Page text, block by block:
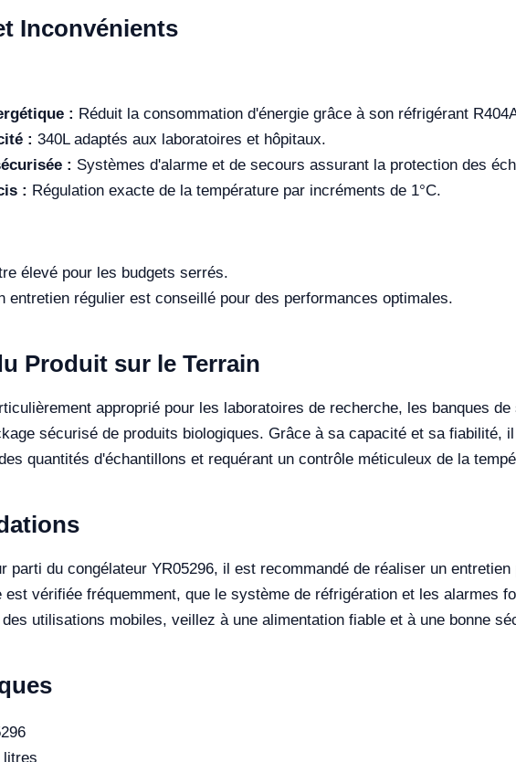
Inconvénients
: Réduit la consommation d'énergie grâce à son réfrigérant
: 340L adaptés aux laboratoires et hôpitaux.
: Systèmes d'alarme et de secours assurant la protection des
: Régulation exacte de la température par incréments de 1°C.
élevé pour les budgets serrés.
entretien régulier est conseillé pour des performances optimales.
Produit sur le Terrain
approprié pour les laboratoires de recherche, les banques
sécurisé de produits biologiques. Grâce à sa capacité et sa fiabilité,
quantités d'échantillons et requérant un contrôle méticuleux de la
parti du congélateur YR05296, il est recommandé de réaliser un
est vérifiée fréquemment, que le système de réfrigération et les alarmes
utilisations mobiles, veillez à une alimentation fiable et à une bonne
litres